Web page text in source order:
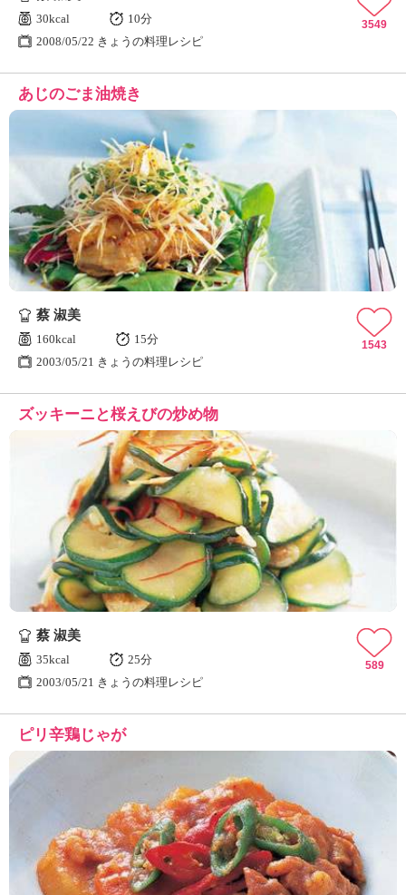
30kcal
10分
2008/05/22 きょうの料理レシピ
3549
あじのごま油焼き
蔡 淑美
160kcal
15分
2003/05/21 きょうの料理レシピ
1543
ズッキーニと桜えびの炒め物
蔡 淑美
35kcal
25分
2003/05/21 きょうの料理レシピ
589
ピリ辛鶏じゃが